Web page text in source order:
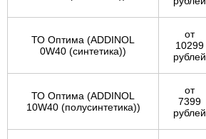
ТО Оптима (ADDINOL
0W40 (синтетика))
от
10299
рублей
ТО Оптима (ADDINOL
10W40 (полусинтетика))
от
7399
рублей